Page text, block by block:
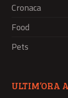
Cronaca
Food
Pets
ULTIM’ORA